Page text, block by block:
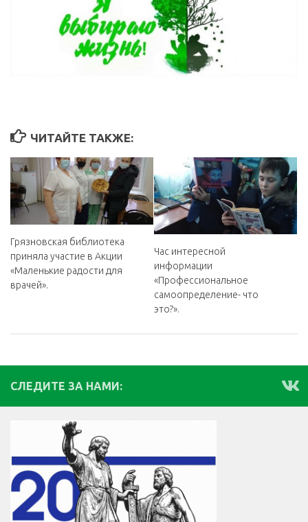
ЧИТАЙТЕ ТАКЖЕ:
Грязновская библиотека
приняла участие в Акции
«Маленькие радости для
врачей».
Час интересной
информации
«Профессиональное
самоопределение- что
это?».
СЛЕДИТЕ ЗА НАМИ: